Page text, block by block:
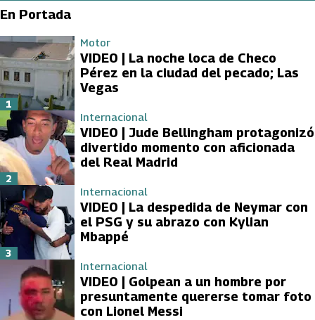
En Portada
Motor
VIDEO | La noche loca de Checo
Pérez en la ciudad del pecado; Las
Vegas
1
Internacional
VIDEO | Jude Bellingham protagonizó
divertido momento con aficionada
del Real Madrid
2
Internacional
VIDEO | La despedida de Neymar con
el PSG y su abrazo con Kylian
Mbappé
3
Internacional
VIDEO | Golpean a un hombre por
presuntamente quererse tomar foto
con Lionel Messi